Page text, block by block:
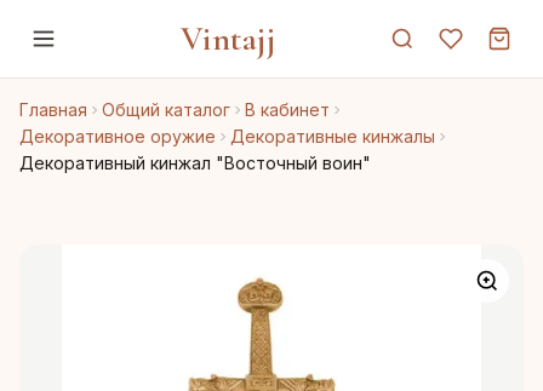
Vintajj
Главная Общий каталог
В кабинет
Декоративное оружие
Декоративные кинжалы
Декоративный кинжал "Восточный воин"